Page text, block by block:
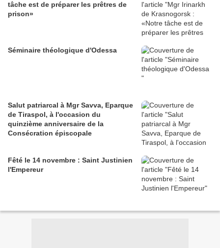
tâche est de préparer les prêtres de
prison»
Séminaire théologique d'Odessa
Salut patriarcal à Mgr Savva, Eparque
de Tiraspol, à l'occasion du
quinzième anniversaire de la
Consécration épiscopale
Fêté le 14 novembre : Saint Justinien
l'Empereur